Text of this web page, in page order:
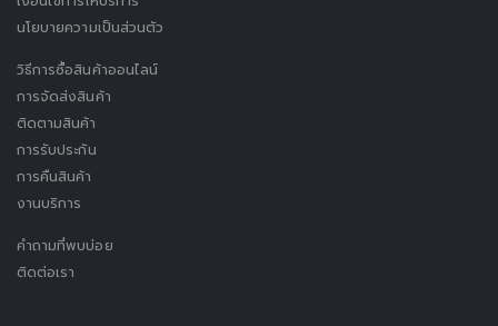
นโยบายความเป็นส่วนตัว
วิธีการซื้อสินค้าออนไลน์
การจัดส่งสินค้า
ติดตามสินค้า
การรับประกัน
การคืนสินค้า
งานบริการ
คำถามที่พบบ่อย
ติดต่อเรา